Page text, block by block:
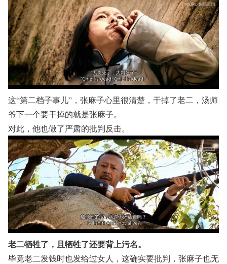
这“第二档子事儿”，张麻子心里很清楚，干掉了老二，汤师
爷下一个要干掉的就是张麻子。
对此，他也做了严肃的批判反击。
老二牺牲了，且牺牲了还要背上污名。
毕竟老二发钱时也发给过女人，这确实要批判，张麻子也无